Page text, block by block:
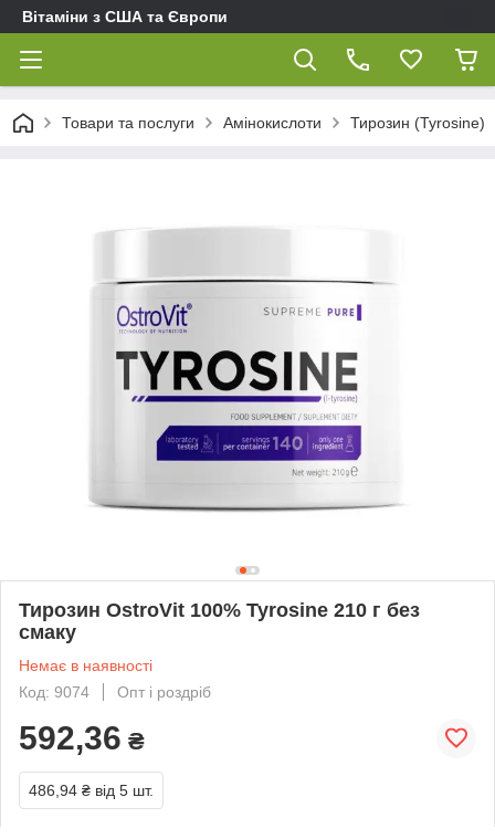
Вітаміни з США та Європи
Товари та послуги Амінокислоти Тирозин (Tyrosine)
Тирозин OstroVit 100% Tyrosine 210 г без
смаку
Немає в наявності
Код: 9074
Опт і роздріб
592,36 ₴
486,94 ₴ від 5 шт.